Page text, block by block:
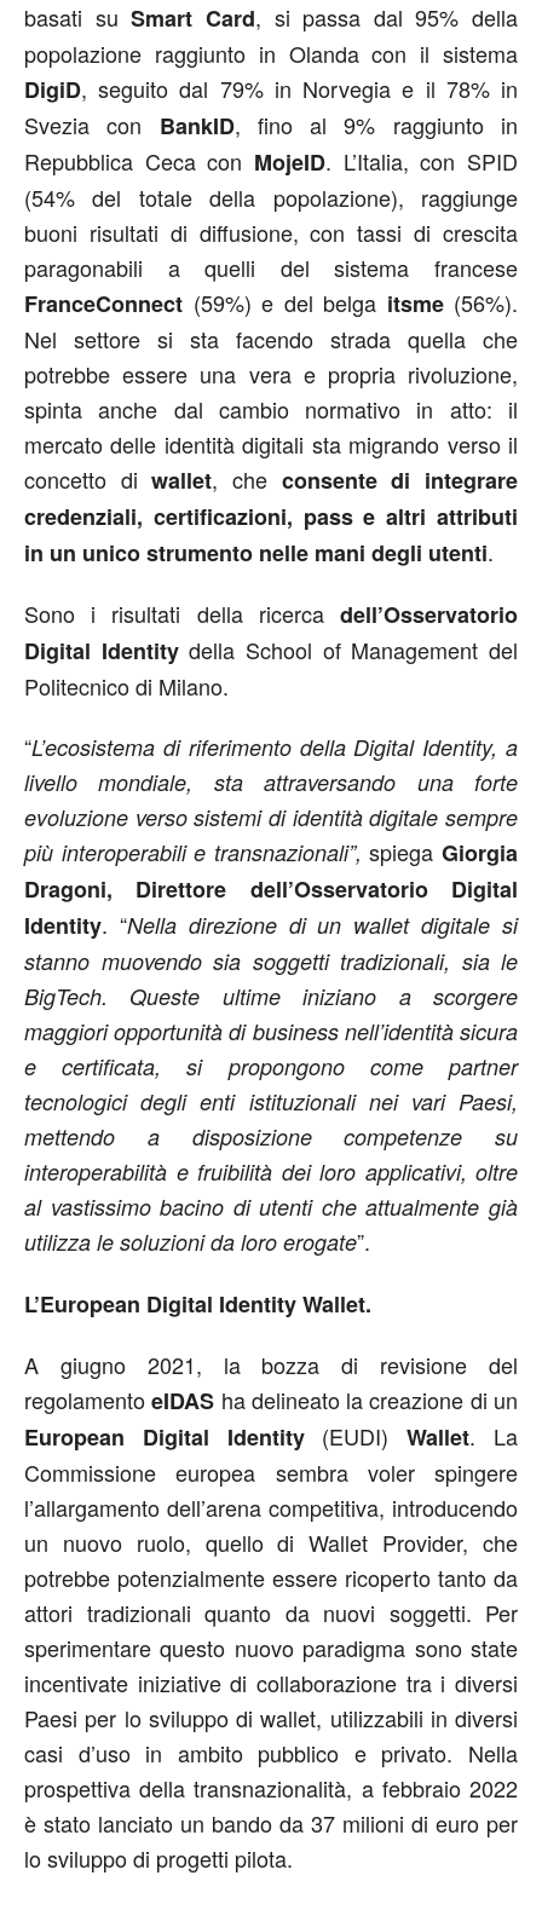
basati suSmart Card, si passa dal 95% della
popolazione raggiunto in Olanda con il sistema
DigiD, seguito dal 79% in Norvegia e il 78% in
Svezia con BankID, fino al 9% raggiunto in
Repubblica Ceca con MojeID. L’Italia, con SPID
(54% del totale della popolazione), raggiunge
buoni risultati di diffusione, con tassi di crescita
paragonabili a quelli del sistema francese
FranceConnect (59%) e del belga itsme(56%).
Nel settore si sta facendo strada quella che
potrebbe essere una vera e propria rivoluzione,
spinta anche dal cambio normativo in atto: il
mercato delle identità digitali sta migrando verso il
concetto diwallet, che consente di integrare
credenziali, certificazioni, pass e altri attributi
in un unico strumento nelle mani degli utenti.
Sono i risultati della ricerca dell’Osservatorio
Digital Identitydella School of Management del
Politecnico di Milano.
“L’ecosistema di riferimento della Digital Identity, a
livello mondiale, sta attraversando una forte
evoluzione verso sistemi di identità digitale sempre
più interoperabili e transnazionali”,spiegaGiorgia
Dragoni, Direttore dell’Osservatorio Digital
Identity. “Nella direzione di un wallet digitale si
stanno muovendo sia soggetti tradizionali, sia le
BigTech. Queste ultime iniziano a scorgere
maggiori opportunità di business nell’identità sicura
e certificata, si propongono come partner
tecnologici degli enti istituzionali nei vari Paesi,
mettendo a disposizione competenze su
interoperabilità e fruibilità dei loro applicativi, oltre
al vastissimo bacino di utenti che attualmente già
utilizza le soluzioni da loro erogate”.
L’European Digital Identity Wallet.
A giugno 2021, la bozza di revisione del
regolamentoeIDAS ha delineato la creazione di un
European Digital Identity(EUDI)Wallet. La
Commissione europea sembra voler spingere
l’allargamento dell’arena competitiva, introducendo
un nuovo ruolo, quello di Wallet Provider, che
potrebbe potenzialmente essere ricoperto tanto da
attori tradizionali quanto da nuovi soggetti. Per
sperimentare questo nuovo paradigma sono state
incentivate iniziative di collaborazione tra i diversi
Paesi per lo sviluppo di wallet, utilizzabili in diversi
casi d’uso in ambito pubblico e privato. Nella
prospettiva della transnazionalità, a febbraio 2022
è stato lanciato un bando da 37 milioni di euro per
lo sviluppo di progetti pilota.